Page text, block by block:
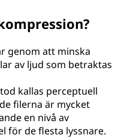
genom att minska
av ljud som betraktas
kallas perceptuell
filerna är mycket
en nivå av
för de flesta lyssnare.